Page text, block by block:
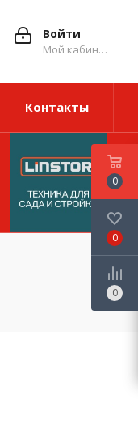
Войти
Мой кабинет
Контакты
0
0
0